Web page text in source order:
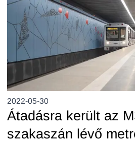
2022-05-30
Átadásra került az M3 Déli
szakaszán lévő